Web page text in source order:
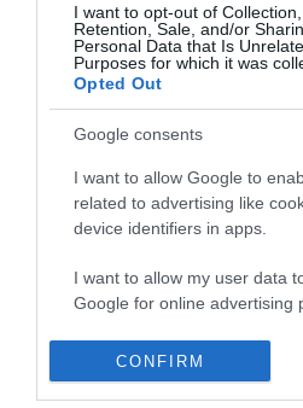
I want to opt-out of Collection,
Retention, Sale, and/or
Personal Data that Is
Purposes for which it was
Opted Out
Google consents
I want to allow Google to
related to advertising like
device identifiers in apps.
I want to allow my user data
Google for online advertising
I want to allow Google to send
personalized advertising.
CONFIRM
országokból induló kezd...
MI ÉRTELME VOLT HENDE CSABA ÉS
2023. március 09
Vélemény
szerkesztőség álláspontját. A
szerkesztőség véleményétől eltérő
azonban azok tartalmáért fele...